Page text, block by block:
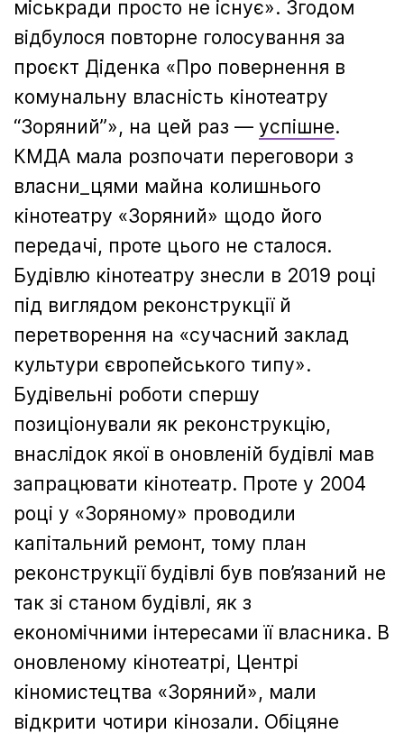
міськради просто не існує». Згодом
відбулося повторне голосування за
проєкт Діденка «Про повернення в
комунальну власність кінотеатру
“Зоряний”», на цей раз — успішне.
КМДА мала розпочати переговори з
власни_цями майна колишнього
кінотеатру «Зоряний» щодо його
передачі, проте цього не сталося.
Будівлю кінотеатру знесли в 2019 році
під виглядом реконструкції й
перетворення на «сучасний заклад
культури європейського типу».
Будівельні роботи спершу
позиціонували як реконструкцію,
внаслідок якої в оновленій будівлі мав
запрацювати кінотеатр. Проте у 2004
році у «Зоряному» проводили
капітальний ремонт, тому план
реконструкції будівлі був пов’язаний не
так зі станом будівлі, як з
економічними інтересами її власника. В
оновленому кінотеатрі, Центрі
кіномистецтва «Зоряний», мали
відкрити чотири кінозали. Обіцяне